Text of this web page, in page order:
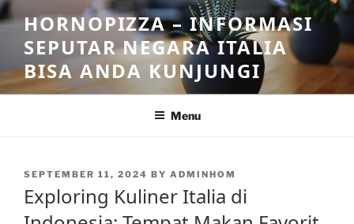
Skip
to
content
HORNOPIZZA – INFORMASI
SEPUTAR NEGARA ITALIA
BISA ANDA KUNJUNGI
Menu
POSTED
SEPTEMBER 11, 2024 BY ADMINHOM
Exploring Kuliner Italia di